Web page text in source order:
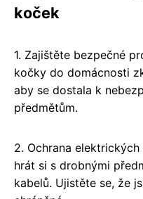
koček
1. Zajištěte bezpečné
kočky do domácnosti
aby se dostala k
předmětům.
2. Ochrana
hrát si s drobnými
kabelů. Ujistěte se, že